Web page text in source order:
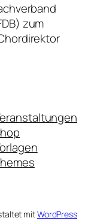
zum
mitWordPress